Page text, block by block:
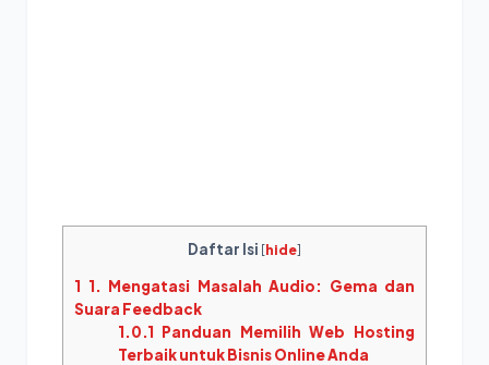
Daftar Isi [hide]
1 1. Mengatasi Masalah Audio: Gema dan
Suara Feedback
1.0.1 Panduan Memilih Web Hosting
Terbaik untuk Bisnis Online Anda